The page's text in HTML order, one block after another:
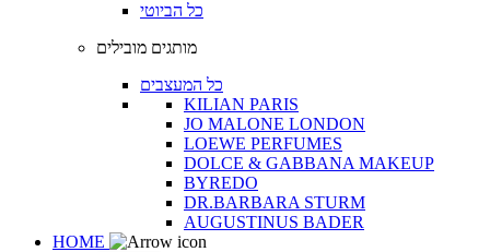
כל הביוטי
מותגים מובילים
כל המעצבים
KILIAN PARIS
JO MALONE LONDON
LOEWE PERFUMES
DOLCE & GABBANA MAKEUP
BYREDO
DR.BARBARA STURM
AUGUSTINUS BADER
HOME